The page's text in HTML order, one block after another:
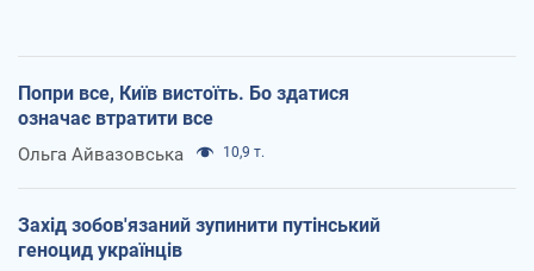
Попри все, Київ вистоїть. Бо здатися
означає втратити все
Ольга Айвазовська 10,9 т.
Захід зобов'язаний зупинити путінський
геноцид українців